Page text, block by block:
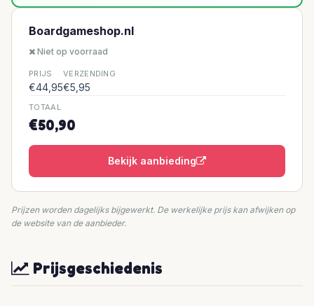
Boardgameshop.nl
Niet op voorraad
PRIJS
€44,95
VERZENDING
€5,95
TOTAAL
€50,90
Bekijk aanbieding
Prijzen worden dagelijks bijgewerkt. De werkelijke prijs kan afwijken op
de website van de aanbieder.
Prijsgeschiedenis